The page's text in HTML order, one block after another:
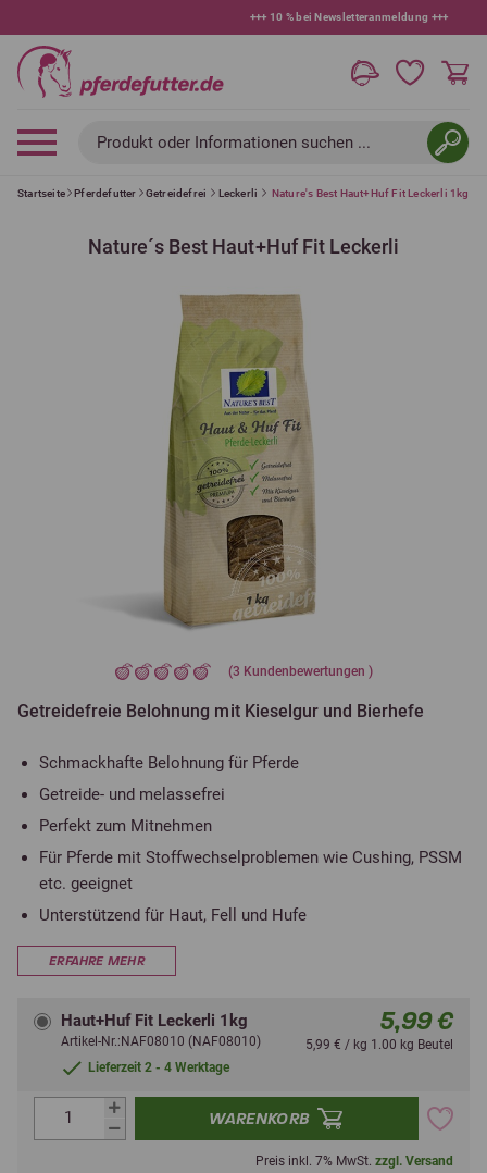
10 % bei Newsletteranmeldung+++
Produkt oder Informationen suchen ...
Startseite Pferdefutter Getreidefrei Leckerli Nature's Best Haut+Huf Fit Leckerli 1kg
Nature´s Best Haut+Huf Fit Leckerli
(3 Kundenbewertungen )
Getreidefreie Belohnung mit Kieselgur und Bierhefe
Schmackhafte Belohnung für Pferde
Getreide- und melassefrei
Perfekt zum Mitnehmen
Für Pferde mit Stoffwechselproblemen wie Cushing, PSSM
etc. geeignet
Unterstützend für Haut, Fell und Hufe
ERFAHRE MEHR
Haut+Huf Fit Leckerli 1kg
Artikel-Nr.:NAF08010 (NAF08010)
Lieferzeit 2 - 4 Werktage
5,99 €
5,99 € / kg 1.00 kg Beutel
WARENKORB
Preis inkl. 7% MwSt. zzgl. Versand